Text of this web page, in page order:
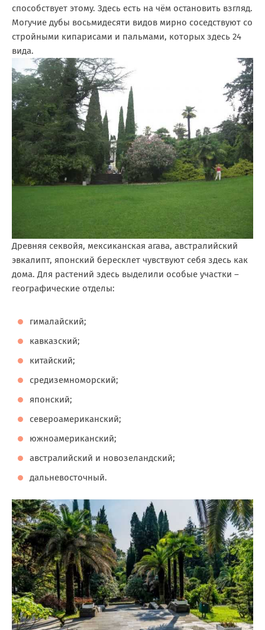
способствует этому. Здесь есть на чём остановить взгляд.
Могучие дубы восьмидесяти видов мирно соседствуют со
стройными кипарисами и пальмами, которых здесь 24
вида.
Древняя секвойя, мексиканская агава, австралийский
эвкалипт, японский бересклет чувствуют себя здесь как
дома. Для растений здесь выделили особые участки –
географические отделы:
гималайский;
кавказский;
китайский;
средиземноморский;
японский;
североамериканский;
южноамериканский;
австралийский и новозеландский;
дальневосточный.